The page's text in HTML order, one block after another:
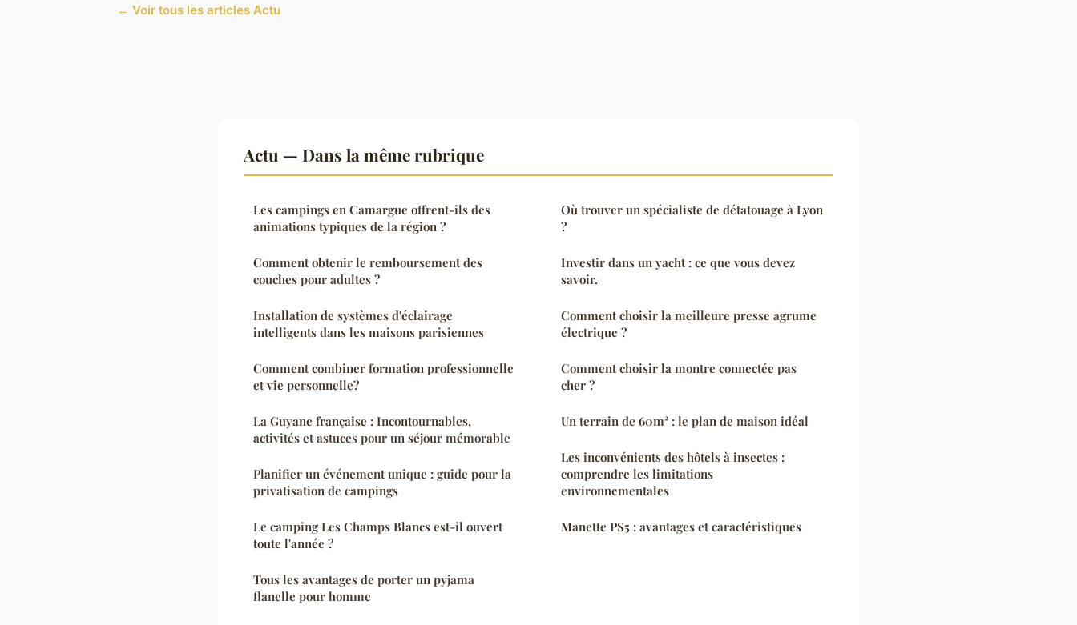
← Voir tous les articles Actu
Actu — Dans la même rubrique
Les campings en Camargue offrent-ils des
animations typiques de la région ?
Comment obtenir le remboursement des
couches pour adultes ?
Installation de systèmes d'éclairage
intelligents dans les maisons parisiennes
Comment combiner formation professionnelle
et vie personnelle?
La Guyane française : Incontournables,
activités et astuces pour un séjour mémorable
Planifier un événement unique : guide pour la
privatisation de campings
Le camping Les Champs Blancs est-il ouvert
toute l'année ?
Tous les avantages de porter un pyjama
flanelle pour homme
Où trouver un spécialiste de détatouage à Lyon
?
Investir dans un yacht : ce que vous devez
savoir.
Comment choisir la meilleure presse agrume
électrique ?
Comment choisir la montre connectée pas
cher ?
Un terrain de 60m² : le plan de maison idéal
Les inconvénients des hôtels à insectes :
comprendre les limitations
environnementales
Manette PS5 : avantages et caractéristiques